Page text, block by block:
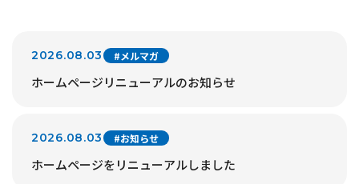
2026.08.03 #メルマガ
ホームページリニューアルのお知らせ
2026.08.03 #お知らせ
ホームページをリニューアルしました